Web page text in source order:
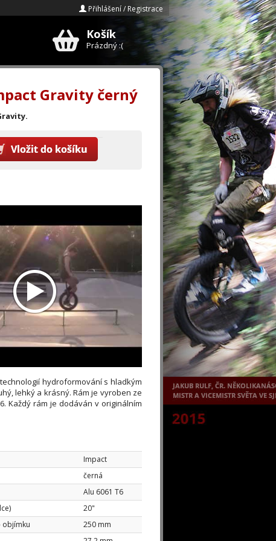
Přihlášení / Registrace
E-mail
Heslo
Zapomenuté heslo?
Košík
Prázdný :(
Gravity černý
hydroformování s hladkým
lehký a krásný. Rám je vyroben ze
Každý rám je dodáván v originálním
Impact
černá
Alu 6061 T6
20"
objímku
250 mm